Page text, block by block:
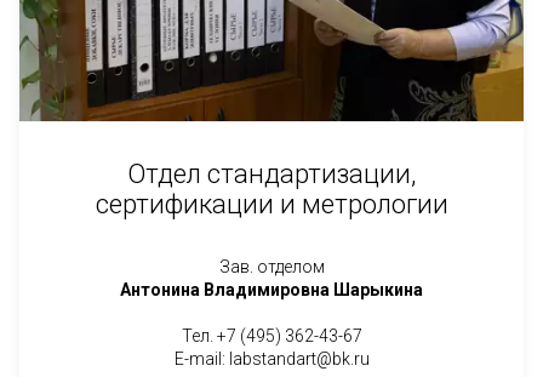
Отдел стандартизации,
сертификации и метрологии
Зав. отделом
Антонина Владимировна Шарыкина
Тел. +7 (495) 362-43-67
E-mail: labstandart@bk.ru